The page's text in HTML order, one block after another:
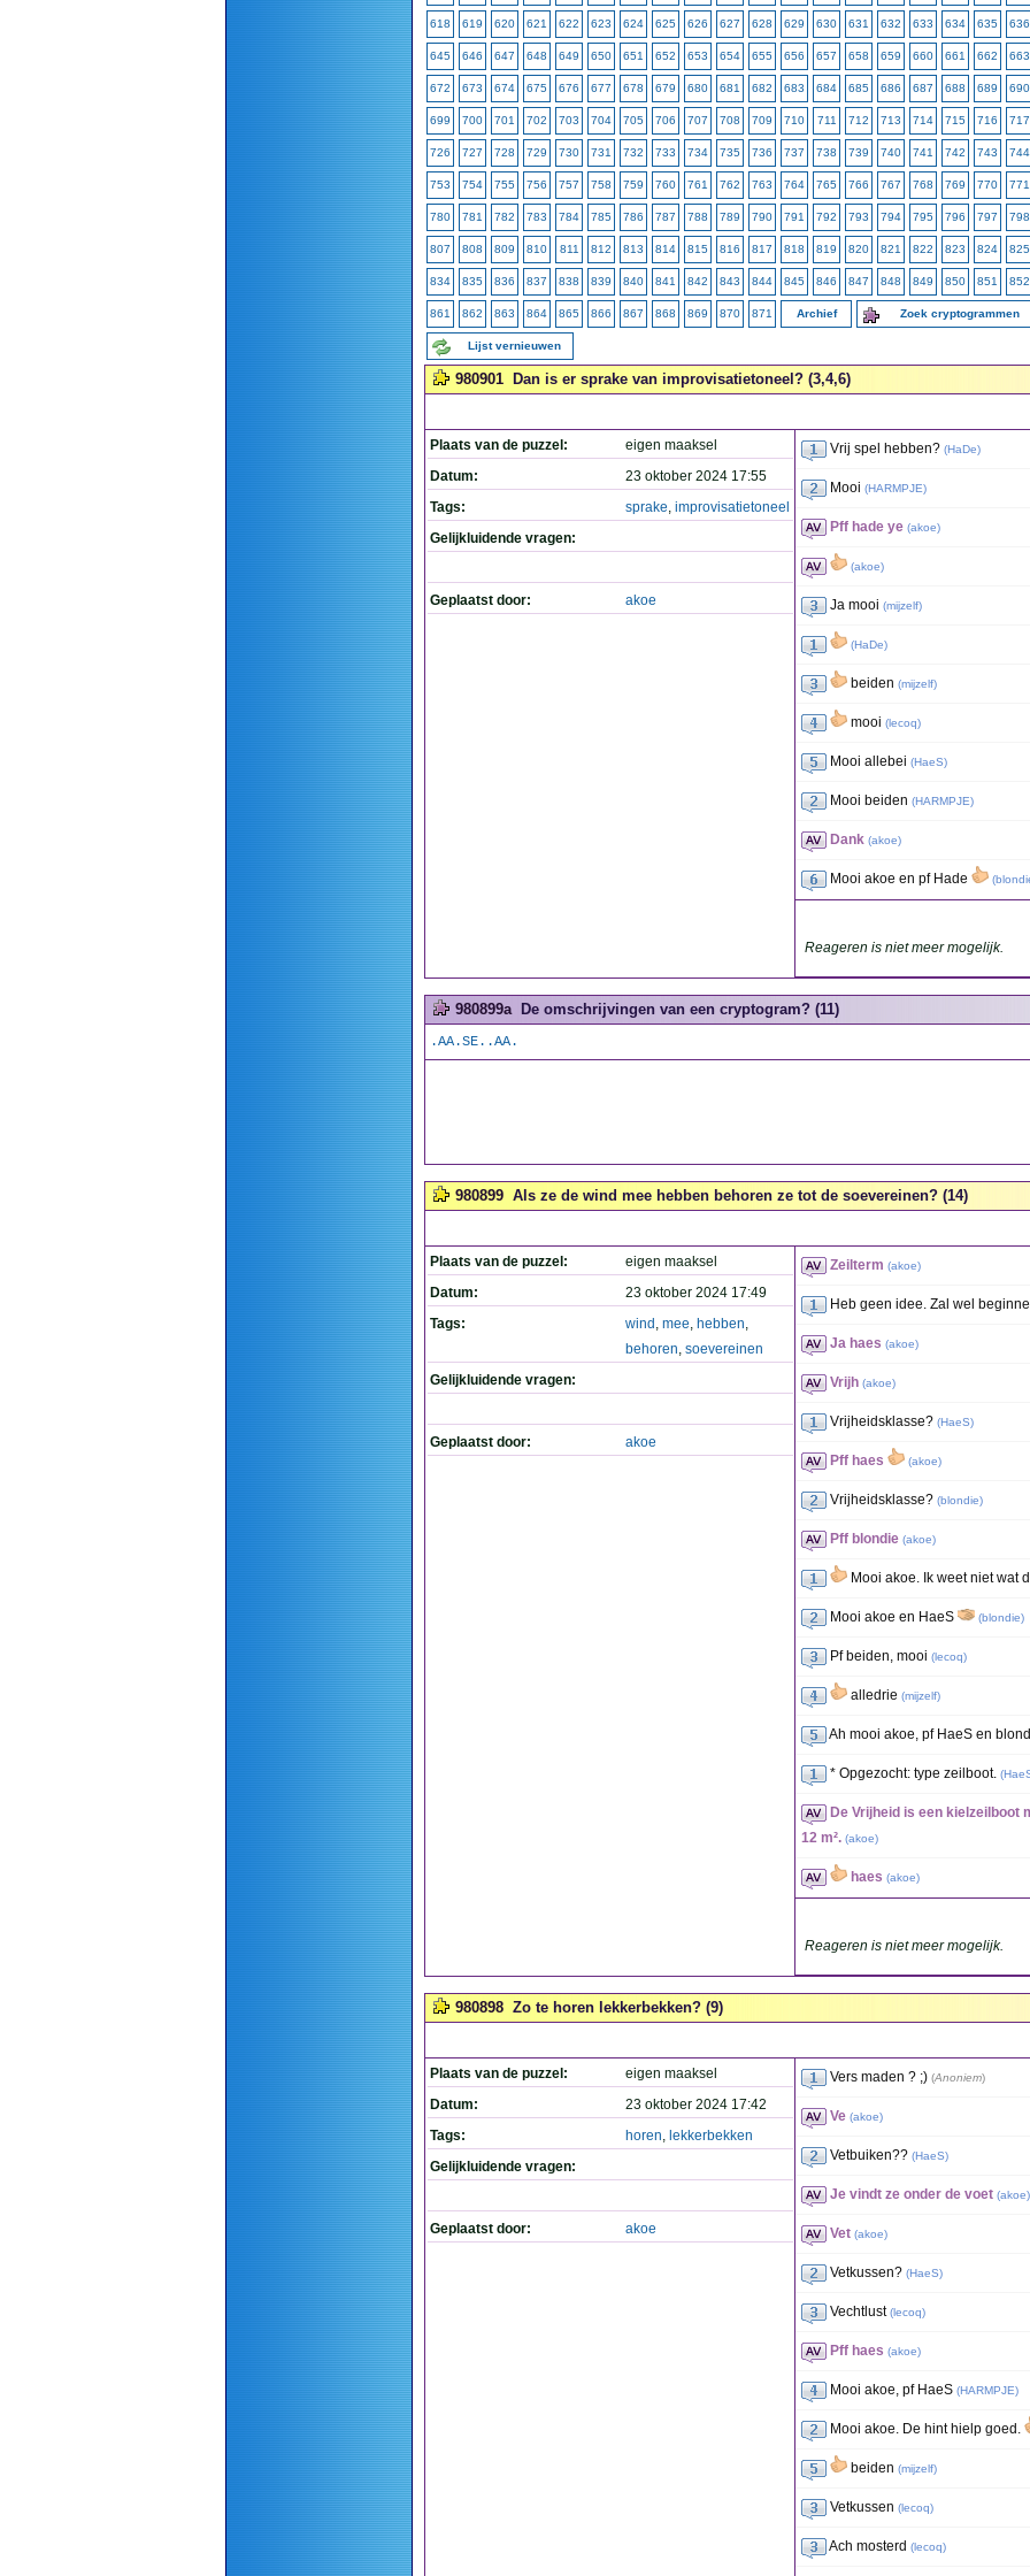
618 619 620 621 622 623 624 625 626 627 628 629 630 631 632 633 634 635 636
645 646 647 648 649 650 651 652 653 654 655 656 657 658 659 660 661 662 663
672 673 674 675 676 677 678 679 680 681 682 683 684 685 686 687 688 689 690
699 700 701 702 703 704 705 706 707 708 709 710 711 712 713 714 715 716 717
726 727 728 729 730 731 732 733 734 735 736 737 738 739 740 741 742 743 744
753 754 755 756 757 758 759 760 761 762 763 764 765 766 767 768 769 770 771
780 781 782 783 784 785 786 787 788 789 790 791 792 793 794 795 796 797 798
807 808 809 810 811 812 813 814 815 816 817 818 819 820 821 822 823 824 825
834 835 836 837 838 839 840 841 842 843 844 845 846 847 848 849 850 851 852
861 862 863 864 865 866 867 868 869 870 871 Archief Zoek cryptogrammen
Lijst vernieuwen
980901 Dan is er sprake van improvisatietoneel? (3,4,6)
Plaats van de puzzel:
eigen maaksel
Datum:
23 oktober 2024 17:55
Tags:
sprake, improvisatietoneel
Gelijkluidende vragen:
Geplaatst door: akoe
Vrij spel hebben? (HaDe)
Mooi (HARMPJE)
Pff hade ye (akoe)
(akoe)
Ja mooi (mijzelf)
(HaDe)
beiden (mijzelf)
mooi (lecoq)
Mooi allebei (HaeS)
Mooi beiden (HARMPJE)
Dank (akoe)
Mooi akoe en pf Hade (
Reageren is niet meer mogelijk.
980899a De omschrijvingen van een cryptogram? (11)
.AA.SE..AA.
980899 Als ze de wind mee hebben behoren ze tot de soevereinen? (14)
Plaats van de puzzel:
eigen maaksel
Datum:
23 oktober 2024 17:49
Tags:
wind , mee, hebben,
behoren, soevereinen
Gelijkluidende vragen:
Geplaatst door: akoe
Zeilterm (akoe)
Heb geen idee. Zal wel
Ja haes (akoe)
Vrijh (akoe)
Vrijheidsklasse? (HaeS)
Pff haes (akoe)
Vrijheidsklasse? (blondie)
Pff blondie (akoe)
Mooi akoe. Ik weet niet wat
Mooi akoe en HaeS (blondie)
Pf beiden, mooi (lecoq)
alledrie (mijzelf)
Ah mooi akoe, pf HaeS en
* Opgezocht: type zeilboot. (
De Vrijheid is een kielzeilboot
12 m². (akoe)
haes (akoe)
Reageren is niet meer mogelijk.
980898 Zo te horen lekkerbekken? (9)
Plaats van de puzzel:
eigen maaksel
Datum:
23 oktober 2024 17:42
Tags:
horen, lekkerbekken
Gelijkluidende vragen:
Geplaatst door: akoe
Vers maden ? ;) (Anoniem)
Ve (akoe)
Vetbuiken?? (HaeS)
Je vindt ze onder de voet (akoe)
Vet (akoe)
Vetkussen? (HaeS)
Vechtlust (lecoq)
Pff haes (akoe)
Mooi akoe, pf HaeS (HARMPJE)
Mooi akoe. De hint hielp goed.
beiden (mijzelf)
Vetkussen (lecoq)
Ach mosterd (lecoq)